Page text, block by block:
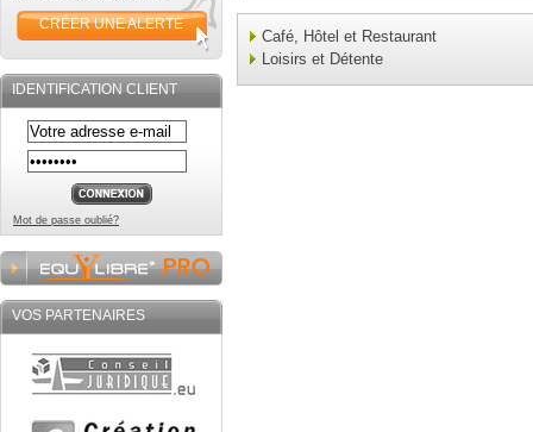
CRÉER UNE ALERTE
IDENTIFICATION CLIENT
Mot de passe oublié?
VOS PARTENAIRES
Café, Hôtel et Restaurant
Loisirs et Détente